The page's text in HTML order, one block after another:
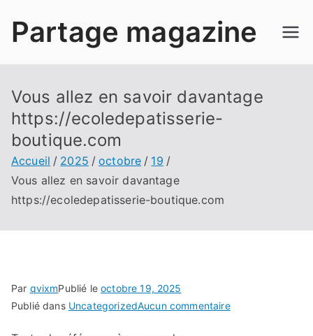
Partage magazine
Vous allez en savoir davantage
https://ecoledepatisserie-
boutique.com
Accueil 2025 octobre
19
Vous allez en savoir davantage
https://ecoledepatisserie-boutique.com
Par qvixmPublié leoctobre 19, 2025
Publié dans UncategorizedAucun commentairesur